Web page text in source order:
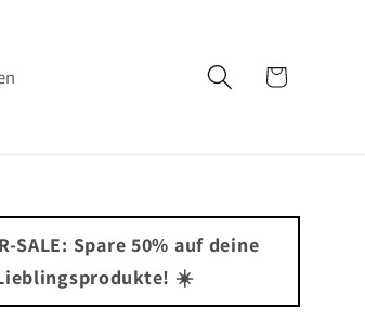
Warenkorb
SALE: Spare 50% auf deine
☀️